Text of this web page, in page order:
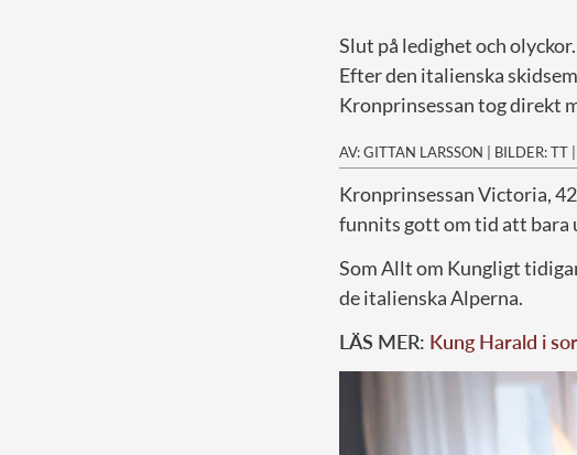
Slut på ledighet och olyckor.
Efter den italienska
Kronprinsessan tog direkt
AV: GITTAN LARSSON | BILDER: TT |
Kronprinsessan Victoria,
funnits gott om tid att bara
Som Allt om Kungligt
de italienska Alperna.
LÄS MER: Kung Harald i